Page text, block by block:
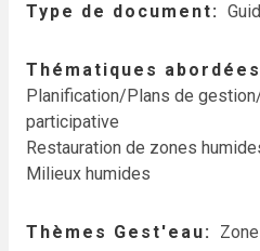
Type de document
Thématiques
Planification/Plans de
participative
Restauration de zones
Milieux humides
Thèmes Gest'eau